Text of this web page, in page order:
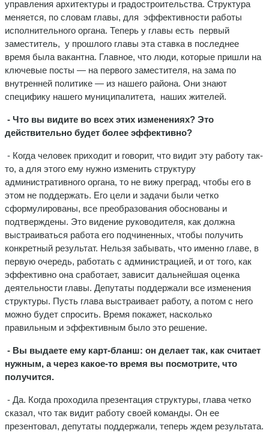
управления архитектуры и градостроительства. Структура
меняется, по словам главы, для эффективности работы
исполнительного органа. Теперь у главы есть первый
заместитель, у прошлого главы эта ставка в последнее
время была вакантна. Главное, что люди, которые пришли на
ключевые посты — на первого заместителя, на зама по
внутренней политике — из нашего района. Они знают
специфику нашего муниципалитета, наших жителей.
- Что вы видите во всех этих изменениях? Это
действительно будет более эффективно?
- Когда человек приходит и говорит, что видит эту работу так-
то, а для этого ему нужно изменить структуру
административного органа, то не вижу преград, чтобы его в
этом не поддержать. Его цели и задачи были четко
сформулированы, все преобразования обоснованы и
подтверждены. Это видение руководителя, как должна
выстраиваться работа его подчиненных, чтобы получить
конкретный результат. Нельзя забывать, что именно главе, в
первую очередь, работать с администрацией, и от того, как
эффективно она сработает, зависит дальнейшая оценка
деятельности главы. Депутаты поддержали все изменения
структуры. Пусть глава выстраивает работу, а потом с него
можно будет спросить. Время покажет, насколько
правильным и эффективным было это решение.
- Вы выдаете ему карт-бланш: он делает так, как считает
нужным, а через какое-то время вы посмотрите, что
получится.
- Да. Когда проходила презентация структуры, глава четко
сказал, что так видит работу своей команды. Он ее
презентовал, депутаты поддержали, теперь ждем результата.